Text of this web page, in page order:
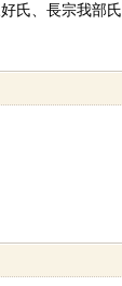
氏、長宗我部氏